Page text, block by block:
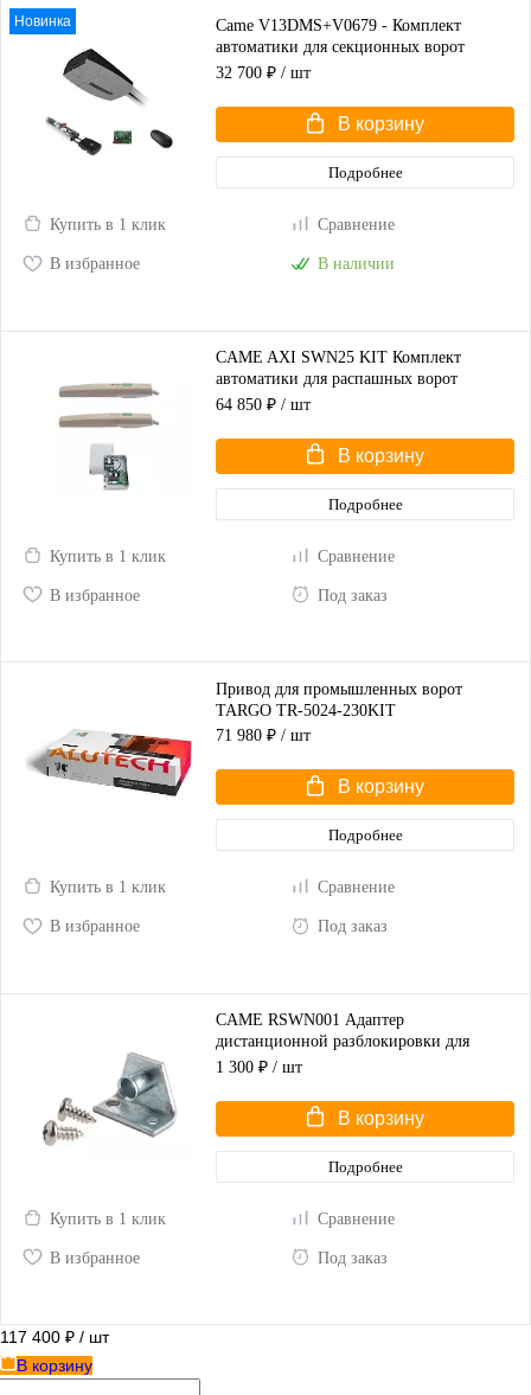
Новинка
Came V13DMS+V0679 - Комплект
автоматики для секционных ворот
высотой до 2,25 м
32 700 ₽ / шт
В корзину
Подробнее
Купить в 1 клик Сравнение
В избранное В наличии
CAME AXI SWN25 KIT Комплект
автоматики для распашных ворот
(корпус серый)
64 850 ₽ / шт
В корзину
Подробнее
Купить в 1 клик Сравнение
В избранное Под заказ
Привод для промышленных ворот
TARGO TR-5024-230KIT
71 980 ₽ / шт
В корзину
Подробнее
Купить в 1 клик Сравнение
В избранное Под заказ
CAME RSWN001 Адаптер
дистанционной разблокировки для
распашных ворот
1 300 ₽ / шт
В корзину
Подробнее
Купить в 1 клик Сравнение
В избранное Под заказ
117 400 ₽ / шт
В корзину